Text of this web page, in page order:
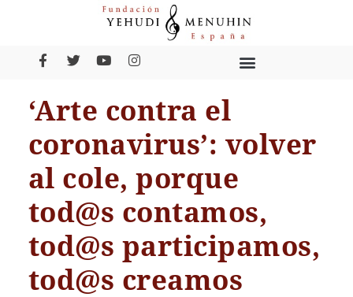
‘Arte contra el
coronavirus’: volver
al cole, porque
tod@s contamos,
tod@s participamos,
tod@s creamos